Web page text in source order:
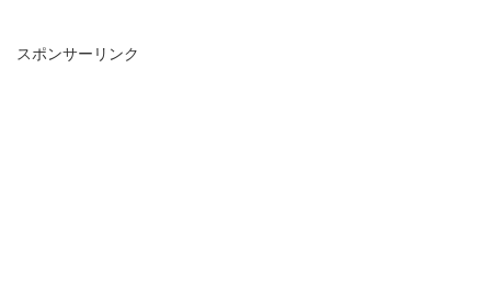
スポンサーリンク